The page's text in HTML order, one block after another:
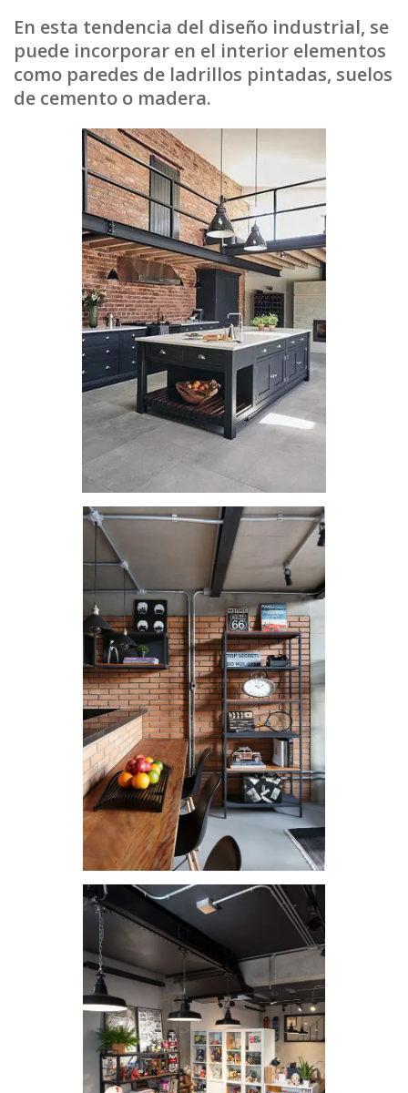
En esta tendencia del diseño industrial, se
puede incorporar en el interior elementos
como paredes de ladrillos pintadas, suelos
de cemento o madera.